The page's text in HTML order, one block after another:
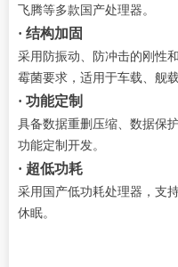
飞腾等多款国产处理器。
· 结构加固
采用防振动、防冲击的刚性
霉菌要求，适用于车载、舰
· 功能定制
具备数据重删压缩、数据保
功能定制开发。
· 超低功耗
采用国产低功耗处理器，支
休眠。